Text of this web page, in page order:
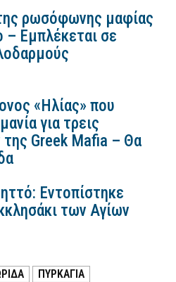
ρωσόφωνης μαφίας
Εμπλέκεται σε
«Ηλίας» που
για τρεις
Greek Mafia – Θα
Εντοπίστηκε
των Αγίων
ΠΥΡΚΑΓΙΑ